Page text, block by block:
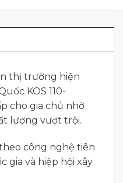
thị trường hiện
KOS 110-
cho gia chủ nhờ
lượng vượt trội.
công nghệ tiên
gia và hiệp hội xây